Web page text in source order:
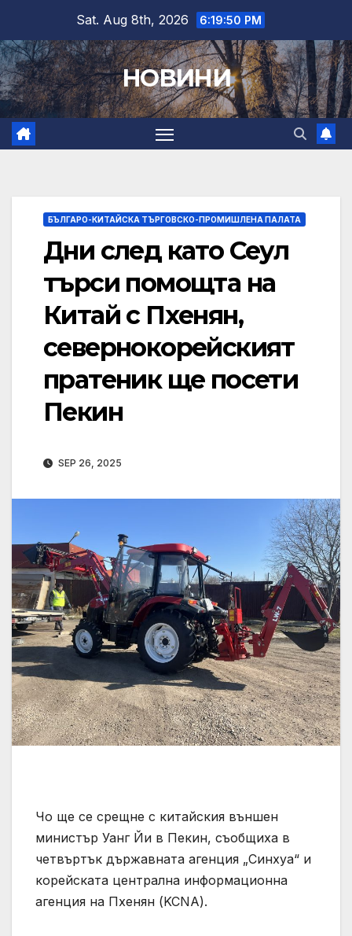
content
Sat. Aug 8th, 2026 6:19:51 PM
НОВИНИ
БЪЛГАРО-КИТАЙСКА ТЪРГОВСКО-ПРОМИШЛЕНА ПАЛАТА
Дни след като Сеул
търси помощта на
Китай с Пхенян,
севернокорейският
пратеник ще посети
Пекин
SEP 26, 2025
Чо ще се срещне с китайския външен
министър Уанг Йи в Пекин, съобщиха в
четвъртък държавната агенция „Синхуа“ и
корейската централна информационна
агенция на Пхенян (KCNA).